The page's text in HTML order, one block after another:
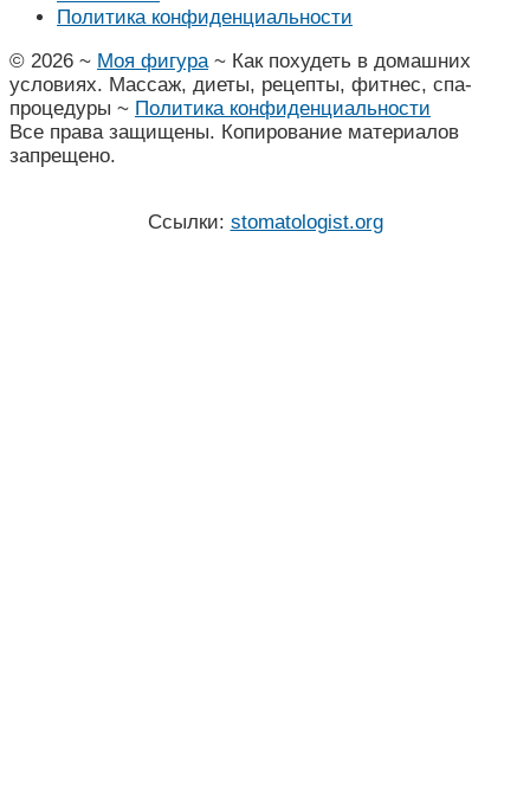
Политика конфиденциальности
© 2026 ~ Моя фигура ~ Как похудеть в домашних
условиях. Массаж, диеты, рецепты, фитнес, спа-
процедуры ~ Политика конфиденциальности
Все права защищены. Копирование материалов
запрещено.
Ссылки: stomatologist.org